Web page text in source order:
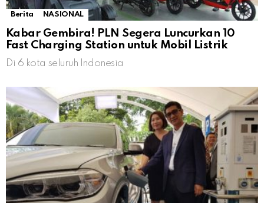
Berita NASIONAL
Kabar Gembira! PLN Segera Luncurkan 10
Fast Charging Station untuk Mobil Listrik
Di 6 kota seluruh Indonesia